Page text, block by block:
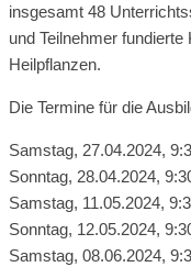
insgesamt 48
und Teilnehmer
Heilpflanzen.
Die Termine für die
Samstag, 27.04.2024,
Sonntag, 28.04.2024,
Samstag, 11.05.2024,
Sonntag, 12.05.2024,
Samstag, 08.06.2024,